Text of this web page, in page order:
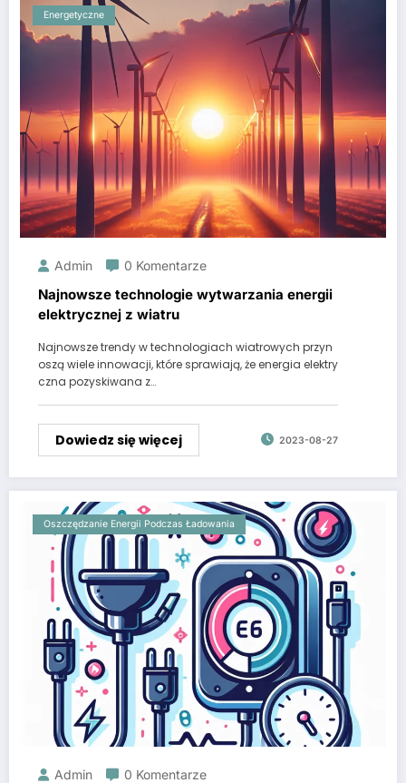
Energetyczne
Admin 0 Komentarze
Najnowsze technologie wytwarzania energii
elektrycznej z wiatru
Najnowsze trendy w technologiach wiatrowych przyn
oszą wiele innowacji, które sprawiają, że energia elektry
czna pozyskiwana z…
Dowiedz się więcej 2023-08-27
Oszczędzanie Energii Podczas Ładowania
Admin 0 Komentarze